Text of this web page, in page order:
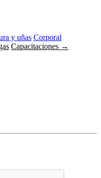
y uñas Corporal
Capacitaciones →